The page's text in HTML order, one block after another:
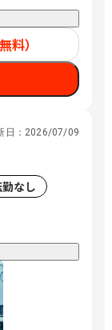
料）
日： 2026/07/09
なし